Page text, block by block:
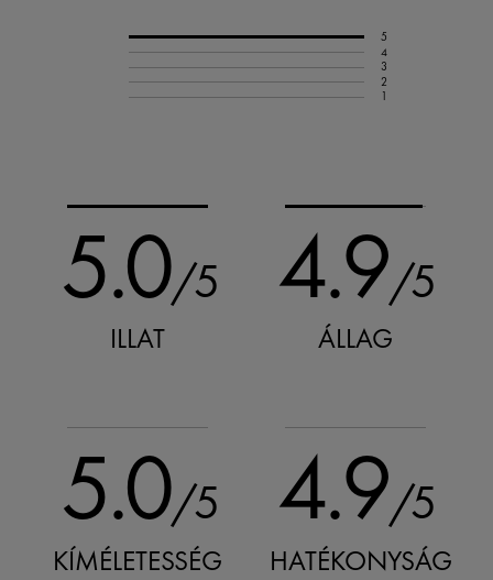
5
4
3
2
1
5.0/5
ILLAT
4.9/5
ÁLLAG
5.0/5
KÍMÉLETESSÉG
4.9/5
HATÉKONYSÁG